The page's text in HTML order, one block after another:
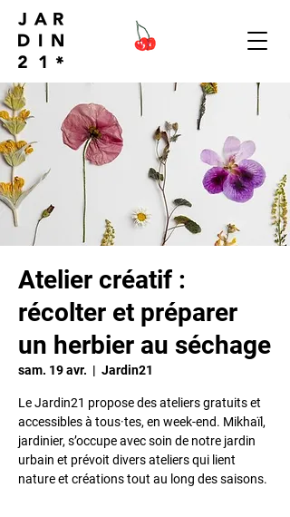
Atelier créatif :
récolter et préparer
un herbier au séchage
sam. 19 avr.
  |
Jardin21
Le Jardin21 propose des ateliers gratuits et
accessibles à tous·tes, en week-end. Mikhaïl,
jardinier, s’occupe avec soin de notre jardin
urbain et prévoit divers ateliers qui lient
nature et créations tout au long des saisons.